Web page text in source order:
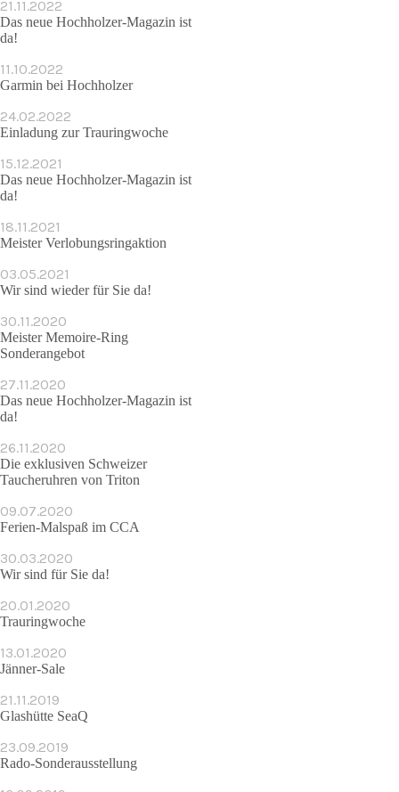
21.11.2022
Das neue Hochholzer-Magazin ist
da!
11.10.2022
Garmin bei Hochholzer
24.02.2022
Einladung zur Trauringwoche
15.12.2021
Das neue Hochholzer-Magazin ist
da!
18.11.2021
Meister Verlobungsringaktion
03.05.2021
Wir sind wieder für Sie da!
30.11.2020
Meister Memoire-Ring
Sonderangebot
27.11.2020
Das neue Hochholzer-Magazin ist
da!
26.11.2020
Die exklusiven Schweizer
Taucheruhren von Triton
09.07.2020
Ferien-Malspaß im CCA
30.03.2020
Wir sind für Sie da!
20.01.2020
Trauringwoche
13.01.2020
Jänner-Sale
21.11.2019
Glashütte SeaQ
23.09.2019
Rado-Sonderausstellung